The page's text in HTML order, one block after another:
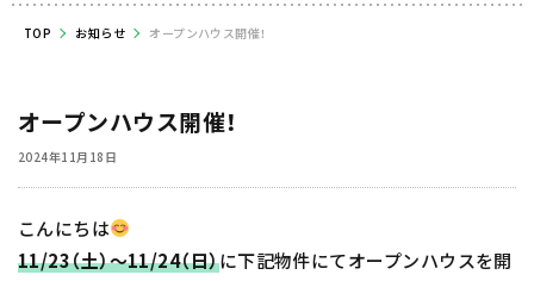
TOP お知らせ オープンハウス開催！
オープンハウス開催！
2024年11月18日
こんにちは
11/23（土）～11/24（日）に下記物件にてオープンハウスを開